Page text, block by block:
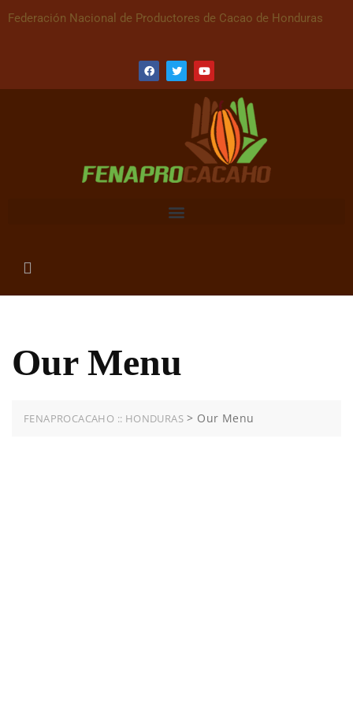
Federación Nacional de Productores de Cacao de Honduras
Our Menu
FENAPROCACAHO :: HONDURAS > Our Menu